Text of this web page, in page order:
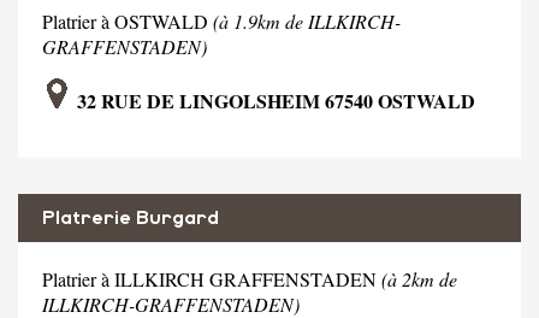
Platrier à OSTWALD (à 1.9km de ILLKIRCH-
GRAFFENSTADEN)
32 RUE DE LINGOLSHEIM 67540 OSTWALD
Platrerie Burgard
Platrier à ILLKIRCH GRAFFENSTADEN(à 2km de
ILLKIRCH-GRAFFENSTADEN)